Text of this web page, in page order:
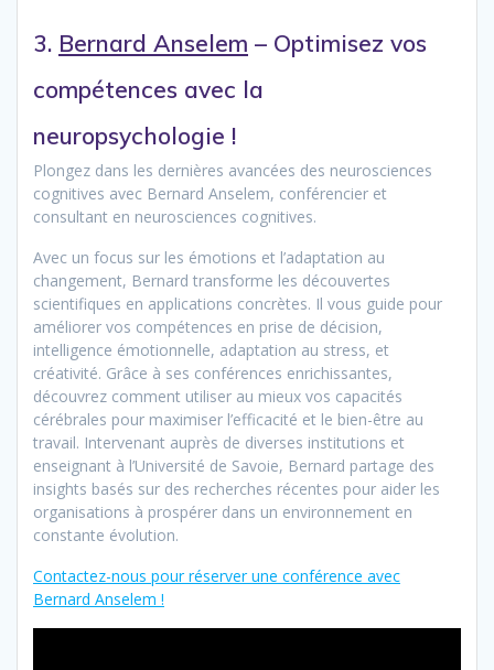
3. Bernard Anselem – Optimisez vos
compétences avec la
neuropsychologie !
Plongez dans les dernières avancées des neurosciences
cognitives avec Bernard Anselem, conférencier et
consultant en neurosciences cognitives.
Avec un focus sur les émotions et l’adaptation au
changement, Bernard transforme les découvertes
scientifiques en applications concrètes. Il vous guide pour
améliorer vos compétences en prise de décision,
intelligence émotionnelle, adaptation au stress, et
créativité. Grâce à ses conférences enrichissantes,
découvrez comment utiliser au mieux vos capacités
cérébrales pour maximiser l’efficacité et le bien-être au
travail. Intervenant auprès de diverses institutions et
enseignant à l’Université de Savoie, Bernard partage des
insights basés sur des recherches récentes pour aider les
organisations à prospérer dans un environnement en
constante évolution.
Contactez-nous pour réserver une conférence avec
Bernard Anselem !